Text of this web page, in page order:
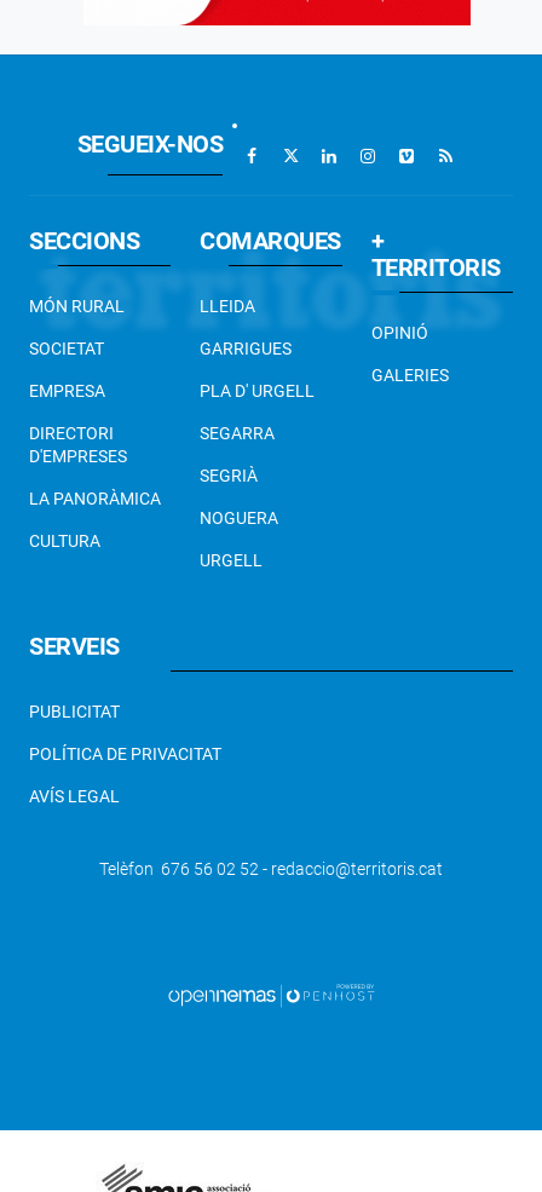
SEGUEIX-NOS
SECCIONS
MÓN RURAL
SOCIETAT
EMPRESA
DIRECTORI
D'EMPRESES
LA PANORÀMICA
CULTURA
COMARQUES
LLEIDA
GARRIGUES
PLA D' URGELL
SEGARRA
SEGRIÀ
NOGUERA
URGELL
+
TERRITORIS
OPINIÓ
GALERIES
SERVEIS
PUBLICITAT
POLÍTICA DE PRIVACITAT
AVÍS LEGAL
Telèfon 676 56 02 52 - redaccio@territoris.cat